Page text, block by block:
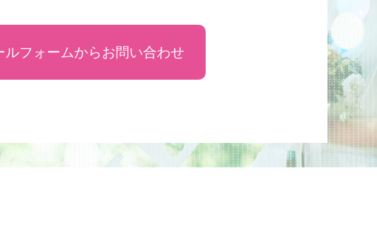
ルフォームからお問い合わせ